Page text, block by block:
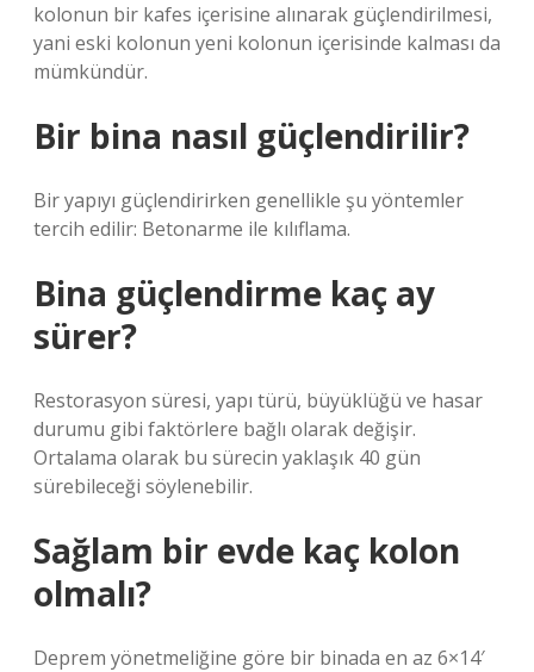
kolonun bir kafes içerisine alınarak güçlendirilmesi,
yani eski kolonun yeni kolonun içerisinde kalması da
mümkündür.
Bir bina nasıl güçlendirilir?
Bir yapıyı güçlendirirken genellikle şu yöntemler
tercih edilir: Betonarme ile kılıflama.
Bina güçlendirme kaç ay
sürer?
Restorasyon süresi, yapı türü, büyüklüğü ve hasar
durumu gibi faktörlere bağlı olarak değişir.
Ortalama olarak bu sürecin yaklaşık 40 gün
sürebileceği söylenebilir.
Sağlam bir evde kaç kolon
olmalı?
Deprem yönetmeliğine göre bir binada en az 6×14′